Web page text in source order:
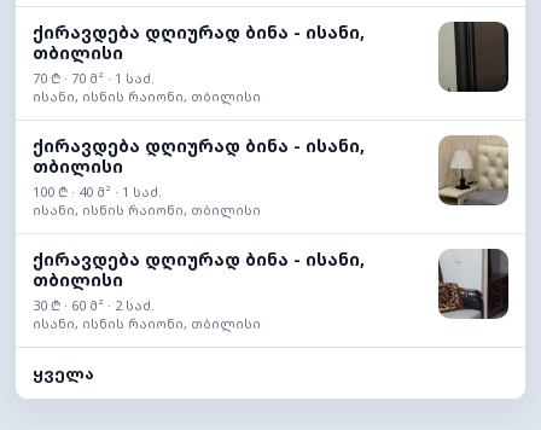
ქირავდება დღიურად ბინა - ისანი,
თბილისი
70 ₾ · 70 მ² · 1 საძ.
ისანი, ისნის რაიონი, თბილისი
ქირავდება დღიურად ბინა - ისანი,
თბილისი
100 ₾ · 40 მ² · 1 საძ.
ისანი, ისნის რაიონი, თბილისი
ქირავდება დღიურად ბინა - ისანი,
თბილისი
30 ₾ · 60 მ² · 2 საძ.
ისანი, ისნის რაიონი, თბილისი
ყველა